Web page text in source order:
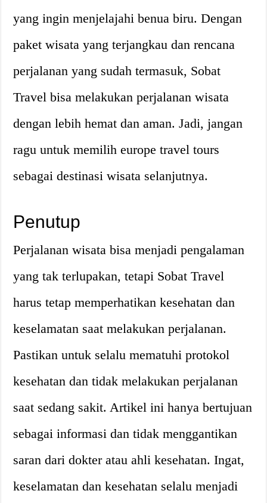
yang ingin menjelajahi benua biru. Dengan
paket wisata yang terjangkau dan rencana
perjalanan yang sudah termasuk, Sobat
Travel bisa melakukan perjalanan wisata
dengan lebih hemat dan aman. Jadi, jangan
ragu untuk memilih europe travel tours
sebagai destinasi wisata selanjutnya.
Penutup
Perjalanan wisata bisa menjadi pengalaman
yang tak terlupakan, tetapi Sobat Travel
harus tetap memperhatikan kesehatan dan
keselamatan saat melakukan perjalanan.
Pastikan untuk selalu mematuhi protokol
kesehatan dan tidak melakukan perjalanan
saat sedang sakit. Artikel ini hanya bertujuan
sebagai informasi dan tidak menggantikan
saran dari dokter atau ahli kesehatan. Ingat,
keselamatan dan kesehatan selalu menjadi